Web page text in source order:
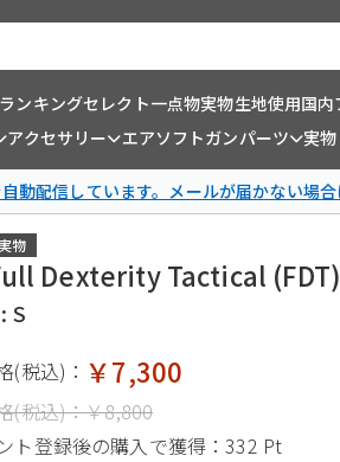
ランキングセレクト一点物実物生地使用国内
アクセサリー エアソフトガンパーツ 実
動配信しています。メールが届かない場
実物
Dexterity Tactical
S
(税込)： ￥7,300
(税込)：￥8,800
ト登録後の購入で獲得：332 Pt